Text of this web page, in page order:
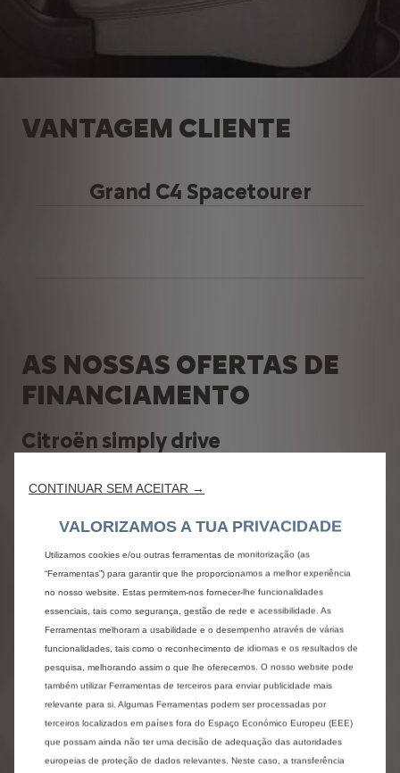
VANTAGEM CLIENTE
Grand C4 Spacetourer
AS NOSSAS OFERTAS DE
FINANCIAMENTO
Citroën simply drive
FINAL DO CONTRATO PODE ESCOLHER A MOBILIDADE
TROCAR POR UM NOVO CITROËN
DEVOLVER O SEU CITROËN
Grand C4 Spacetourer
CONTINUAR SEM ACEITAR →
VALORIZAMOS A TUA PRIVACIDADE
Utilizamos cookies e/ou outras ferramentas de monitorização (as
“Ferramentas”) para garantir que lhe proporcionamos a melhor experiência
no nosso website. Estas permitem-nos fornecer-lhe funcionalidades
essenciais, tais como segurança, gestão de rede e acessibilidade. As
Ferramentas melhoram a usabilidade e o desempenho através de várias
funcionalidades, tais como o reconhecimento de idiomas e os resultados de
pesquisa, melhorando assim o que lhe oferecemos. O nosso website pode
também utilizar Ferramentas de terceiros para enviar publicidade mais
relevante para si. Algumas Ferramentas podem ser processadas por
terceiros localizados em países fora do Espaço Económico Europeu (EEE)
que possam ainda não ter uma decisão de adequação das autoridades
europeias de proteção de dados relevantes. Neste caso, a transferência